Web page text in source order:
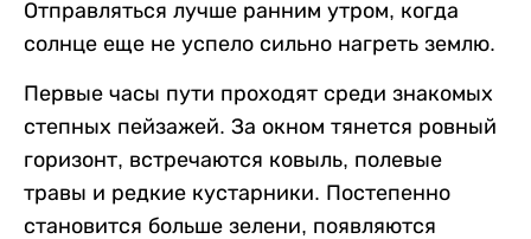
Отправляться лучше ранним утром, когда
солнце еще не успело сильно нагреть землю.
Первые часы пути проходят среди знакомых
степных пейзажей. За окном тянется ровный
горизонт, встречаются ковыль, полевые
травы и редкие кустарники. Постепенно
становится больше зелени, появляются